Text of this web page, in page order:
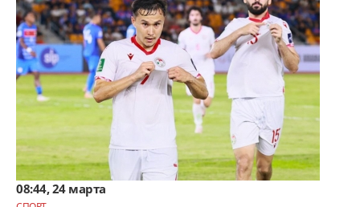
08:44, 24 марта